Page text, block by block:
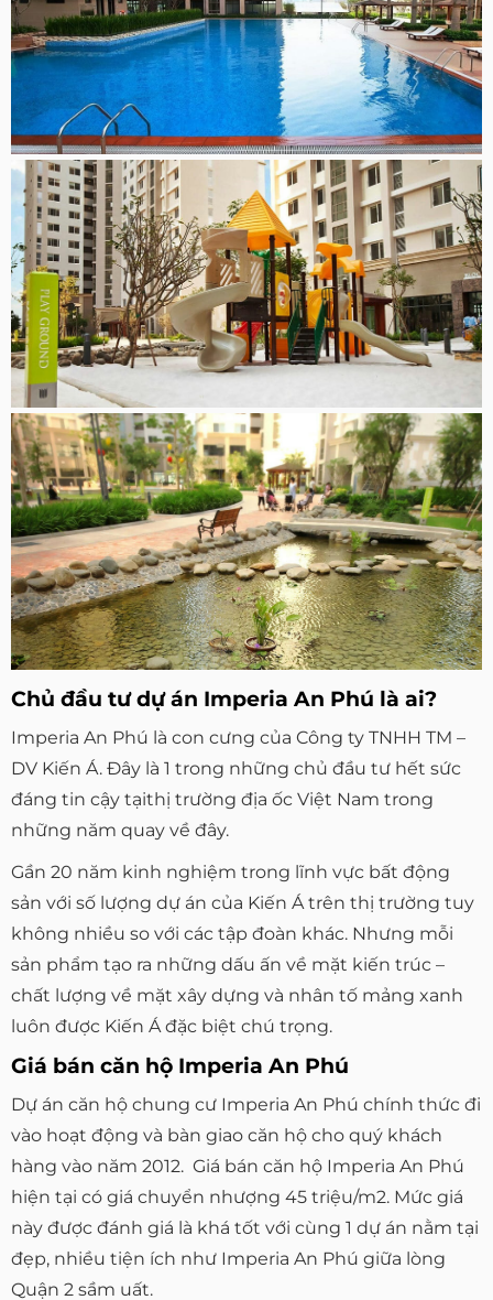
Chủ đầu tư dự án Imperia An Phú là ai?
Imperia An Phú là con cưng của Công ty TNHH TM –
DV Kiến Á. Đây là 1 trong những chủ đầu tư hết sức
đáng tin cậy tạithị trường địa ốc Việt Nam trong
những năm quay về đây.
Gần 20 năm kinh nghiệm trong lĩnh vực bất động
sản với số lượng dự án của Kiến Á trên thị trường tuy
không nhiều so với các tập đoàn khác. Nhưng mỗi
sản phẩm tạo ra những dấu ấn về mặt kiến trúc –
chất lượng về mặt xây dựng và nhân tố mảng xanh
luôn được Kiến Á đặc biệt chú trọng.
Giá bán căn hộ Imperia An Phú
Dự án căn hộ chung cư Imperia An Phú chính thức đi
vào hoạt động và bàn giao căn hộ cho quý khách
hàng vào năm 2012. Giá bán căn hộ Imperia An Phú
hiện tại có giá chuyển nhượng 45 triệu/m2. Mức giá
này được đánh giá là khá tốt với cùng 1 dự án nằm tại
đẹp, nhiều tiện ích như Imperia An Phú giữa lòng
Quận 2 sầm uất.